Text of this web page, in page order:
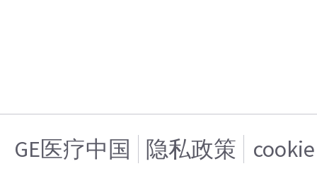
GE医疗中国 隐私政策